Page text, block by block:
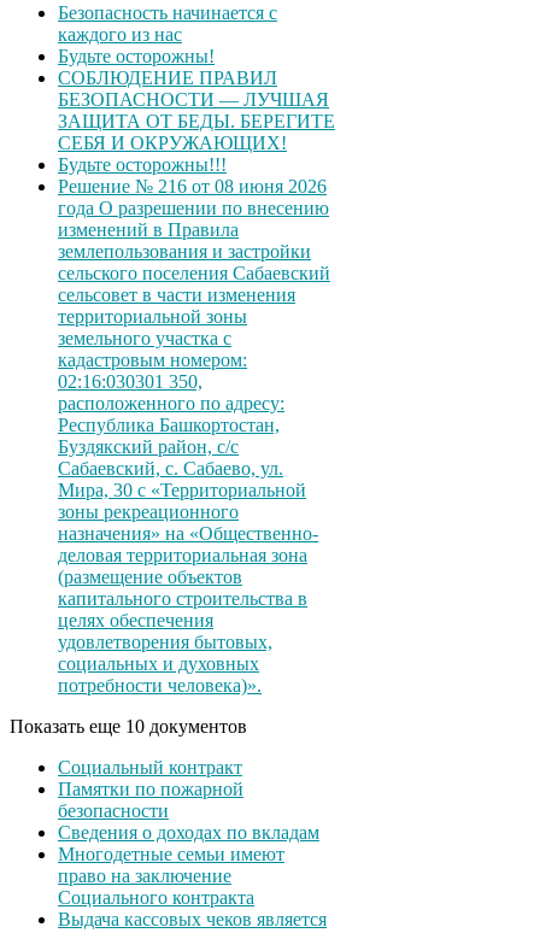
Безопасность начинается с
каждого из нас
Будьте осторожны!
СОБЛЮДЕНИЕ ПРАВИЛ
БЕЗОПАСНОСТИ — ЛУЧШАЯ
ЗАЩИТА ОТ БЕДЫ. БЕРЕГИТЕ
СЕБЯ И ОКРУЖАЮЩИХ!
Будьте осторожны!!!
Решение № 216 от 08 июня 2026
года О разрешении по внесению
изменений в Правила
землепользования и застройки
сельского поселения Сабаевский
сельсовет в части изменения
территориальной зоны
земельного участка с
кадастровым номером:
02:16:030301 350,
расположенного по адресу:
Республика Башкортостан,
Буздякский район, с/с
Сабаевский, с. Сабаево, ул.
Мира, 30 с «Территориальной
зоны рекреационного
назначения» на «Общественно-
деловая территориальная зона
(размещение объектов
капитального строительства в
целях обеспечения
удовлетворения бытовых,
социальных и духовных
потребности человека)».
Показать еще 10 документов
Социальный контракт
Памятки по пожарной
безопасности
Сведения о доходах по вкладам
Многодетные семьи имеют
право на заключение
Социального контракта
Выдача кассовых чеков является